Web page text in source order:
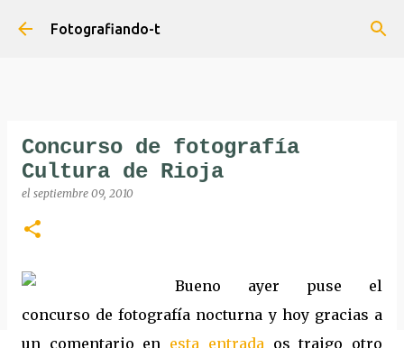
Ir al contenido principal
Fotografiando-t
Concurso de fotografía
Cultura de Rioja
el septiembre 09, 2010
Bueno ayer puse el
concurso de fotografía nocturna y hoy gracias a
un comentario en esta entradaos traigo otro